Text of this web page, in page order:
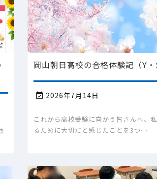
岡山朝日高校の合格体験記（Y
 2026年7月14日
これから高校受験に向かう皆さんへ、
るために大切だと感じたことを3つ…